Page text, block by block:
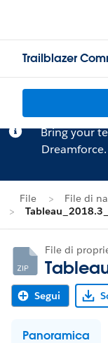
Trailblazer
Bring your
Dreamforce.
File
File di
File di
Segui
Panoramica